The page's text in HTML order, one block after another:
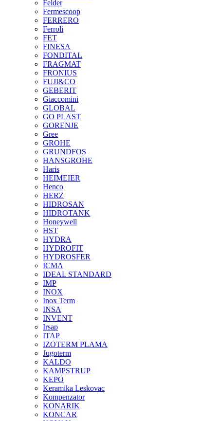
Felder
Fermescoop
FERRERO
Ferroli
FET
FINESA
FONDITAL
FRAGMAT
FRONIUS
FUJI&CO
GEBERIT
Giaccomini
GLOBAL
GO PLAST
GORENJE
Gree
GROHE
GRUNDFOS
HANSGROHE
Haris
HEIMEIER
Henco
HERZ
HIDROSAN
HIDROTANK
Honeywell
HST
HYDRA
HYDROFIT
HYDROSFER
ICMA
IDEAL STANDARD
IMP
INOX
Inox Term
INSA
INVENT
Irsap
ITAP
IZOTERM PLAMA
Jugoterm
KALDO
KAMPSTRUP
KEPO
Keramika Leskovac
Kompenzator
KONARIK
KONCAR